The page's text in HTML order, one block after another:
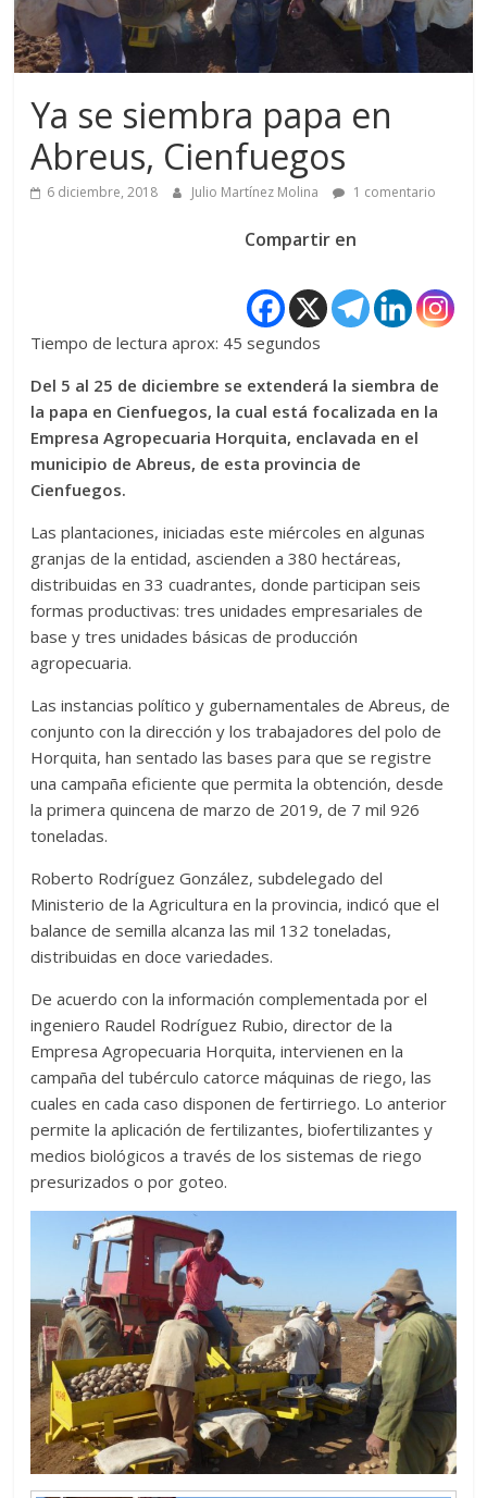
Ya se siembra papa en
Abreus, Cienfuegos
6 diciembre, 2018 Julio Martínez Molina 1 comentario
Compartir en
Tiempo de lectura aprox: 45 segundos
Del 5 al 25 de diciembre se extenderá la siembra de
la papa en Cienfuegos, la cual está focalizada en la
Empresa Agropecuaria Horquita, enclavada en el
municipio de Abreus, de esta provincia de
Cienfuegos.
Las plantaciones, iniciadas este miércoles en algunas
granjas de la entidad, ascienden a 380 hectáreas,
distribuidas en 33 cuadrantes, donde participan seis
formas productivas: tres unidades empresariales de
base y tres unidades básicas de producción
agropecuaria.
Las instancias político y gubernamentales de Abreus, de
conjunto con la dirección y los trabajadores del polo de
Horquita, han sentado las bases para que se registre
una campaña eficiente que permita la obtención, desde
la primera quincena de marzo de 2019, de 7 mil 926
toneladas.
Roberto Rodríguez González, subdelegado del
Ministerio de la Agricultura en la provincia, indicó que el
balance de semilla alcanza las mil 132 toneladas,
distribuidas en doce variedades.
De acuerdo con la información complementada por el
ingeniero Raudel Rodríguez Rubio, director de la
Empresa Agropecuaria Horquita, intervienen en la
campaña del tubérculo catorce máquinas de riego, las
cuales en cada caso disponen de fertirriego. Lo anterior
permite la aplicación de fertilizantes, biofertilizantes y
medios biológicos a través de los sistemas de riego
presurizados o por goteo.